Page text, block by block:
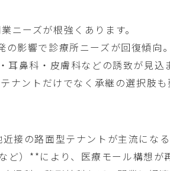
ニーズが根強くあります。
影響で診療所ニーズが回復傾向。
鼻科・皮膚科などの誘致が見込
ントだけでなく承継の選択肢も
接の路面型テナントが主流になる
）**により、医療モール構想が